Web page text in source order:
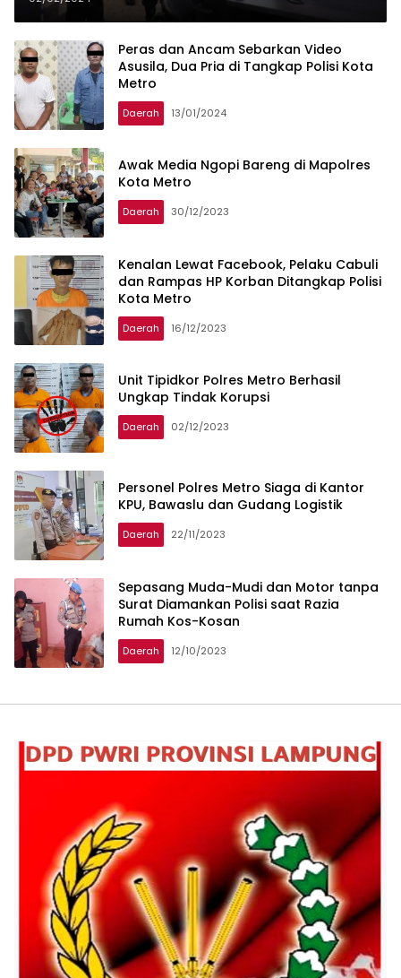
Lampung
Peras dan Ancam Sebarkan Video
Asusila, Dua Pria di Tangkap Polisi Kota
Metro
Daerah 13/01/2024
Awak Media Ngopi Bareng di Mapolres
Kota Metro
Daerah 30/12/2023
Kenalan Lewat Facebook, Pelaku Cabuli
dan Rampas HP Korban Ditangkap Polisi
Kota Metro
Daerah 16/12/2023
Unit Tipidkor Polres Metro Berhasil
Ungkap Tindak Korupsi
Daerah 02/12/2023
Personel Polres Metro Siaga di Kantor
KPU, Bawaslu dan Gudang Logistik
Daerah 22/11/2023
Sepasang Muda-Mudi dan Motor tanpa
Surat Diamankan Polisi saat Razia
Rumah Kos-Kosan
Daerah 12/10/2023